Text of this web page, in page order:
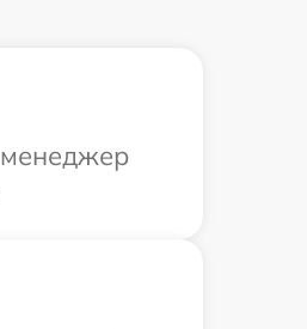
менеджер